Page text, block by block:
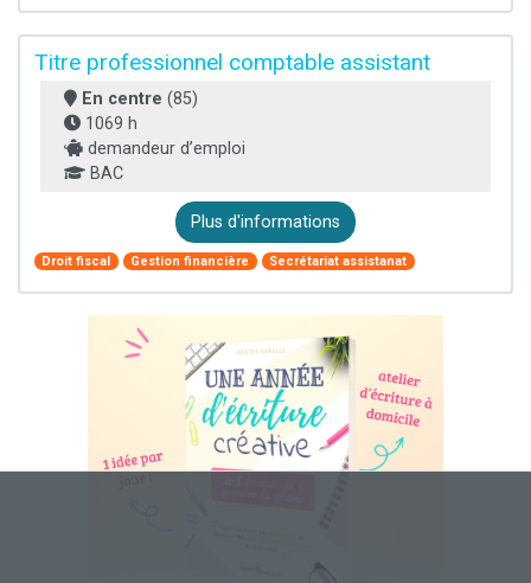
Titre professionnel comptable assistant
En centre (85)
1069 h
demandeur d’emploi
BAC
Plus d'informations
Droit fiscal Gestion financière Secrétariat assistanat